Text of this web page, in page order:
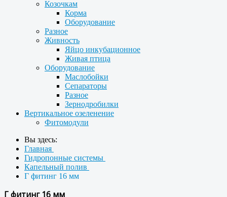
Козочкам
Корма
Оборудование
Разное
Живность
Яйцо инкубационное
Живая птица
Оборудование
Маслобойки
Сепараторы
Разное
Зернодробилки
Вертикальное озеленение
Фитомодули
Вы здесь:
Главная
Гидропонные системы
Капельный полив
Г фитинг 16 мм
Г фитинг 16 мм